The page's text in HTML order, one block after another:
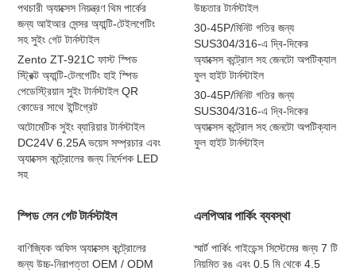
পথচারী অ্যাক্সেস নিয়ন্ত্রণ থিম পার্কের
জন্য আইআর সেন্সর অ্যান্টি-টেইলগেটিং
সহ সুইং গেট টার্নস্টাইল
Zento ZT-921C ফাস্ট স্পিড
স্ট্রিক্ট অ্যান্টি-টেলগেটিং হাই স্পিড
পেডেস্ট্রিয়ান সুইং টার্নস্টাইল QR
কোডের সাথে ইন্টিগ্রেট
অটোমেটিক সুইং ব্যারিয়ার টার্নস্টাইল
DC24V 6.25A ভয়েস সম্প্রচার এবং
অ্যাক্সেস কন্ট্রোলের জন্য নির্দেশক LED
সহ
উচ্চতার টার্নস্টাইল
30-45P/মিনিট গতির জন্য
SUS304/316-এ দ্বি-দিকের
অ্যাক্সেস কন্ট্রোল সহ জেনটো অপটিক্যাল
ফুল হাইট টার্নস্টাইল
30-45P/মিনিট গতির জন্য
SUS304/316-এ দ্বি-দিকের
অ্যাক্সেস কন্ট্রোল সহ জেনটো অপটিক্যাল
ফুল হাইট টার্নস্টাইল
স্পিড লেন গেট টার্নস্টাইল
বাণিজ্যিক অফিস অ্যাক্সেস কন্ট্রোলের
জন্য উচ্চ-নিরাপত্তা OEM / ODM
এলপিআর পার্কিং ব্যবস্থা
স্মার্ট পার্কিং গাইডেন্স সিস্টেমের জন্য 7 টি
নিয়মিত রঙ এবং 0.5 মি থেকে 4.5